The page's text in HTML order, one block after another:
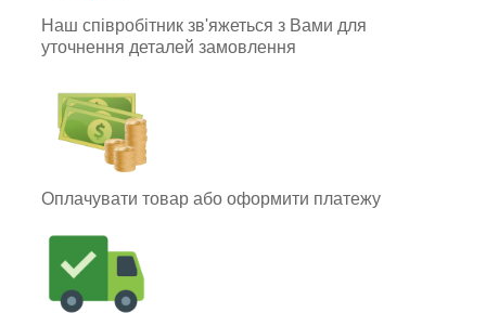
Наш співробітник зв'яжеться з Вами для
уточнення деталей замовлення
Оплачувати товар або оформити платежу